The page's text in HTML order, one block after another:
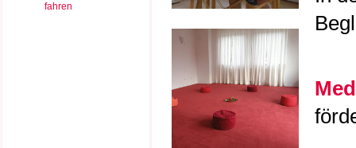
fahren